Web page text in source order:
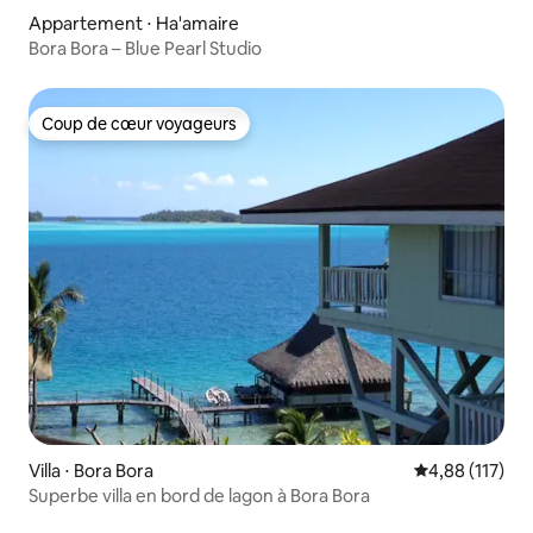
Appartement ⋅ Ha'amaire
Bora Bora – Blue Pearl Studio
Coup de cœur voyageurs
Coup de cœur voyageurs
Villa ⋅ Bora Bora Évaluation
4,88 (117)
Superbe villa en bord de lagon à Bora Bora